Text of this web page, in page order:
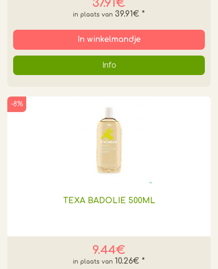
37.91€
39.91€ *
In winkelmandje
Info
TEXA BADOLIE 500ML
9.44€
-8%
10.26€ *